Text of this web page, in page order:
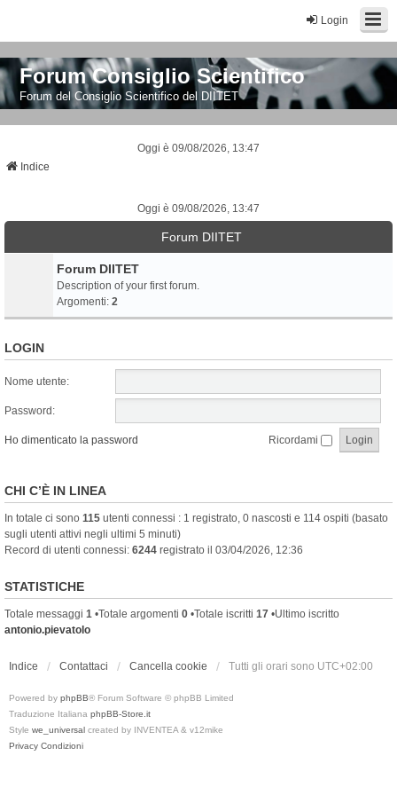
Login
Forum Consiglio Scientifico
Forum del Consiglio Scientifico del DIITET
Oggi è 09/08/2026, 13:47
Indice
Oggi è 09/08/2026, 13:47
Forum DIITET
Forum DIITET
Description of your first forum.
Argomenti: 2
LOGIN
Nome utente:
Password:
Ho dimenticato la password Ricordami
CHI C’È IN LINEA
In totale ci sono 115 utenti connessi : 1 registrato, 0 nascosti e 114 ospiti (basato
sugli utenti attivi negli ultimi 5 minuti)
Record di utenti connessi: 6244 registrato il 03/04/2026, 12:36
STATISTICHE
Totale messaggi 1 •Totale argomenti 0 •Totale iscritti 17 •Ultimo iscritto
antonio.pievatolo
Indice Contattaci Cancella cookie Tutti gli orari sono UTC+02:00
Powered by phpBB® Forum Software © phpBB Limited
Traduzione Italiana phpBB-Store.it
Style we_universal created by INVENTEA & v12mike
Privacy Condizioni